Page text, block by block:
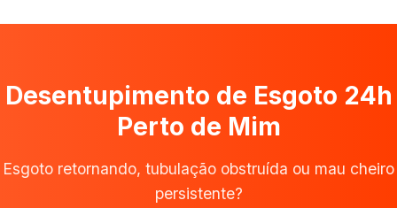
Desentupimento de Esgoto 24h
Perto de Mim
Esgoto retornando, tubulação obstruída ou mau cheiro
persistente?